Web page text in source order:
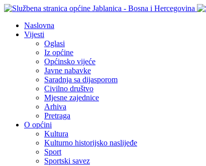
Naslovna
Vijesti
Oglasi
Iz općine
Općinsko vijeće
Javne nabavke
Saradnja sa dijasporom
Civilno društvo
Mjesne zajednice
Arhiva
Pretraga
O općini
Kultura
Kulturno historijsko naslijeđe
Sport
Sportski savez